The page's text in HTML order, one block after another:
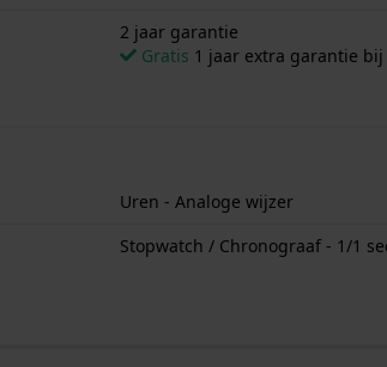
2 jaar garantie
Gratis 1 jaar extra garantie
Uren - Analoge wijzer
Stopwatch / Chronograaf - 1/1